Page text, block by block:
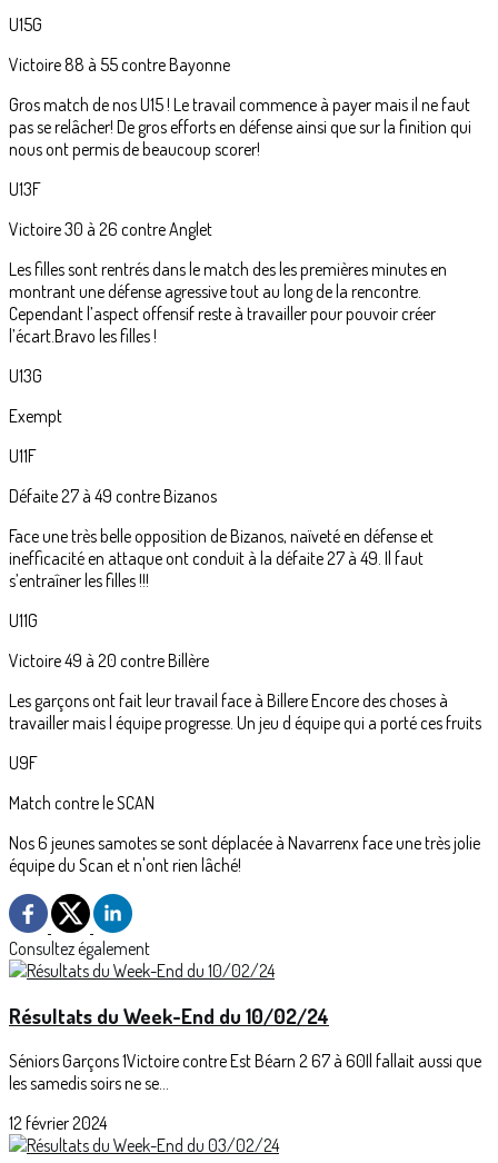
U15G
Victoire 88 à 55 contre Bayonne
Gros match de nos U15 ! Le travail commence à payer mais il ne faut
pas se relâcher! De gros efforts en défense ainsi que sur la finition qui
nous ont permis de beaucoup scorer!
U13F
Victoire 30 à 26 contre Anglet
Les filles sont rentrés dans le match des les premières minutes en
montrant une défense agressive tout au long de la rencontre.
Cependant l’aspect offensif reste à travailler pour pouvoir créer
l’écart.Bravo les filles !
U13G
Exempt
U11F
Défaite 27 à 49 contre Bizanos
Face une très belle opposition de Bizanos, naïveté en défense et
inefficacité en attaque ont conduit à la défaite 27 à 49. Il faut
s’entraîner les filles !!!
U11G
Victoire 49 à 20 contre Billère
Les garçons ont fait leur travail face à Billere Encore des choses à
travailler mais l équipe progresse. Un jeu d équipe qui a porté ces fruits
U9F
Match contre le SCAN
Nos 6 jeunes samotes se sont déplacée à Navarrenx face une très jolie
équipe du Scan et n'ont rien lâché!
Consultez également
Résultats du Week-End du 10/02/24
Séniors Garçons 1Victoire contre Est Béarn 2 67 à 60Il fallait aussi que
les samedis soirs ne se...
12 février 2024